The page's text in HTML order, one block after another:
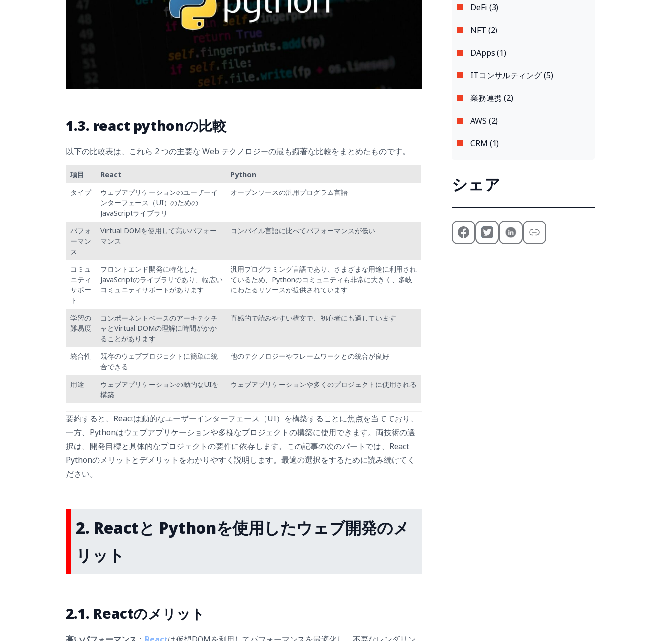
1.3. react pythonの比較
以下の比較表は、これら 2 つの主要な Web テクノロジーの最も顕著な比較をまとめたものです。
項目 React
Python
タイプ
ウェブアプリケーションのユーザーイ
ンターフェース（UI）のための
JavaScriptライブラリ
オープンソースの汎用プログラム言語
パフォ
ーマン
ス
Virtual DOMを使用して高いパフォー
マンス
コンパイル言語に比べてパフォーマンスが低い
コミュ
ニティ
サポー
ト
フロントエンド開発に特化した
JavaScriptのライブラリであり、幅広い
コミュニティサポートがあります
汎用プログラミング言語であり、さまざまな用途に利用され
ているため、Pythonのコミュニティも非常に大きく、多岐
にわたるリソースが提供されています
学習の
難易度
コンポーネントベースのアーキテクチ
ャとVirtual DOMの理解に時間がかか
ることがあります
直感的で読みやすい構文で、初心者にも適しています
統合性
既存のウェブプロジェクトに簡単に統
合できる
他のテクノロジーやフレームワークとの統合が良好
用途
ウェブアプリケーションの動的なUIを
構築
ウェブアプリケーションや多くのプロジェクトに使用される
要約すると、Reactは動的なユーザーインターフェース（UI）を構築することに焦点を当てており、
一方、Pythonはウェブアプリケーションや多様なプロジェクトの構築に使用できます。両技術の選
択は、開発目標と具体的なプロジェクトの要件に依存します。この記事の次のパートでは、React
Pythonのメリットとデメリットをわかりやすく説明します。最適の選択をするために読み続けてく
ださい。
2. Reactと Pythonを使用したウェブ開発のメ
リット
2.1. Reactのメリット
DeFi (3)
NFT (2)
DApps (1)
ITコンサルティング (5)
業務連携 (2)
AWS (2)
CRM (1)
シェア